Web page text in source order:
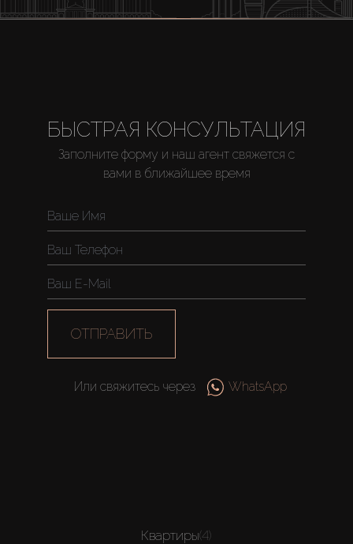
БЫСТРАЯ КОНСУЛЬТАЦИЯ
Заполните форму и наш агент свяжется с
вами в ближайшее время
ОТПРАВИТЬ
Или свяжитесь через WhatsApp
Квартиры(4)